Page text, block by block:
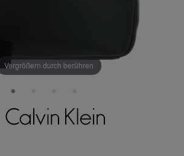
Vergrößern durch berühren